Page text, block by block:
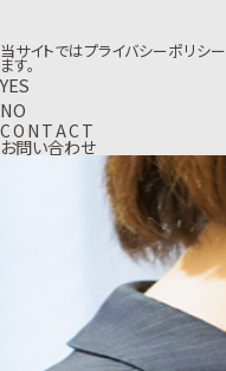
当サイトではプライバシーポリシー
ます。
YES
NO
CO N TACT
お問い合わせ